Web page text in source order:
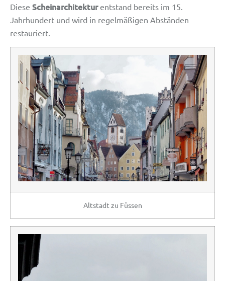
Diese Scheinarchitekturentstand bereits im 15.
Jahrhundert und wird in regelmäßigen Abständen
restauriert.
Altstadt zu Füssen